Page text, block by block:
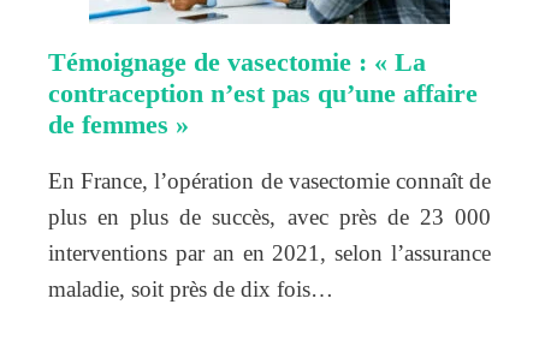
Témoignage de vasectomie : « La
contraception n’est pas qu’une affaire
de femmes »
En France, l’opération de vasectomie connaît de
plus en plus de succès, avec près de 23 000
interventions par an en 2021, selon l’assurance
maladie, soit près de dix fois…